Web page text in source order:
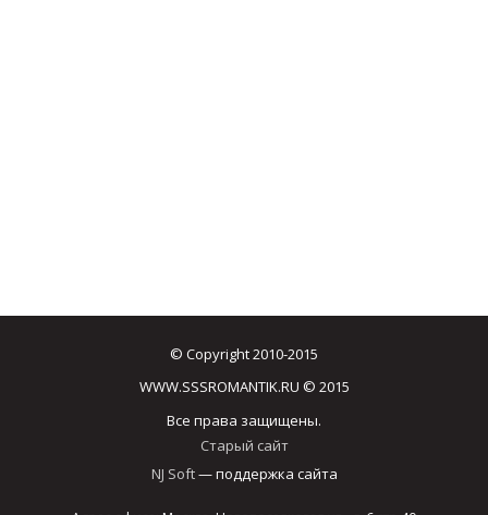
© Copyright 2010-2015
WWW.SSSROMANTIK.RU © 2015
Все права защищены.
Старый сайт
NJ Soft— поддержка сайта